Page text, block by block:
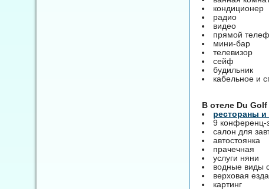
кондиционер
радио
видео
прямой
мини-бар
телевизор
сейф
будильник
кабельное и
B отеле Du
pестораны
9 конференц-
салон для
автостоянка
прачечная
услуги няни
водные виды
верховая езда
картинг